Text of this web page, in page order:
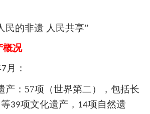
民的非遗 人民共享”
概况
7 月：
产： 57项（世界第二），包括长
39项文化遗产， 14项自然遗